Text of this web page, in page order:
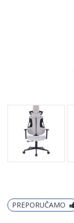
PREPORUČAMO